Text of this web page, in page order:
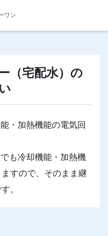
ワン
（宅配水）の
・加熱機能の電気回
も冷却機能・加熱機
すので、そのまま継
。